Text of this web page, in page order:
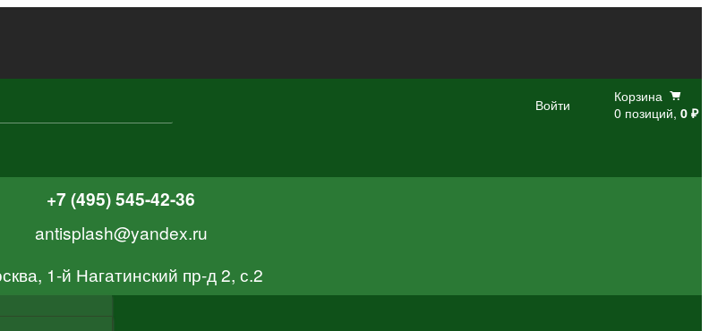
Войти
Корзина
0 позиций, 0 ₽
+7 (495) 545-42-36
antisplash@yandex.ru
1-й Нагатинский пр-д 2, с.2